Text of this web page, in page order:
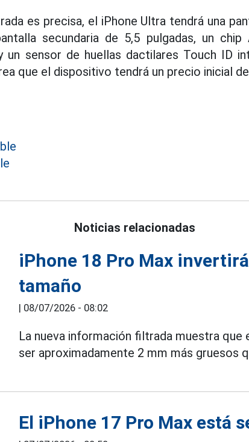
es precisa, el iPhone Ultra tendrá una
secundaria de 5,5 pulgadas, un
un sensor de huellas dactilares Touch ID
que el dispositivo tendrá un precio inicial
Noticias relacionadas
iPhone 18 Pro Max
tamaño
| 08/07/2026 - 08:02
La nueva información filtrada muestra que
ser aproximadamente 2 mm más gruesos
El iPhone 17 Pro Max está